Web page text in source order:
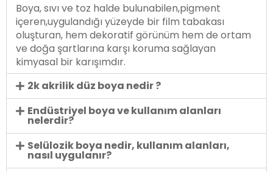
Boya, sıvı ve toz halde bulunabilen,pigment
içeren,uygulandığı yüzeyde bir film tabakası
oluşturan, hem dekoratif görünüm hem de ortam
ve doğa şartlarına karşı koruma sağlayan
kimyasal bir karışımdır.
2k akrilik düz boya nedir ?
Endüstriyel boya ve kullanım alanları
nelerdir?
Selülozik boya nedir, kullanım alanları,
nasıl uygulanır?